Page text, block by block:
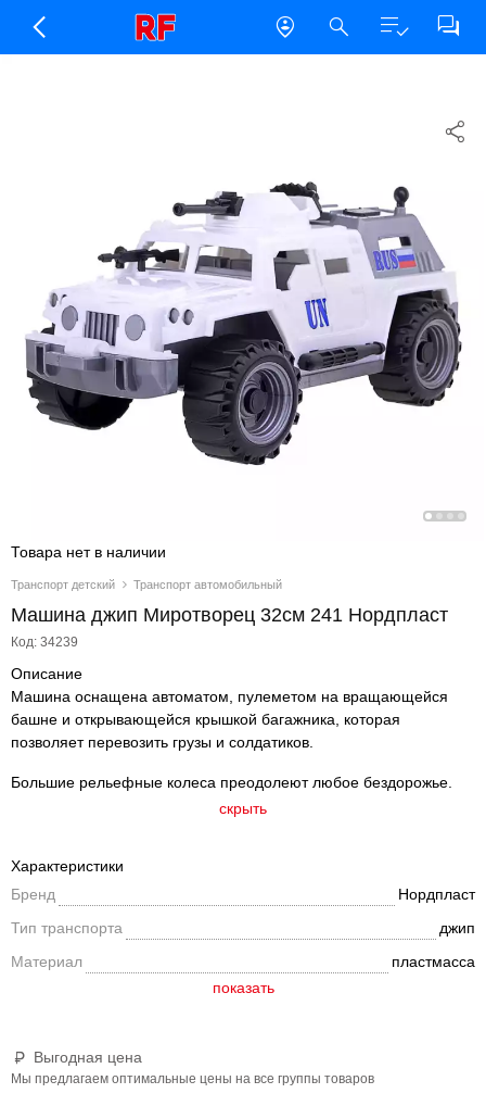
Транспорт детский Транспорт автомобильный
Машина джип Миротворец 32см 241 Нордпласт
Код: 34239
Товара нет в наличии
Описание
Машина оснащена автоматом, пулеметом на вращающейся
башне и открывающейся крышкой багажника, которая
позволяет перевозить грузы и солдатиков.
Большие рельефные колеса преодолеют любое бездорожье.
скрыть
Выгодная цена
Мы предлагаем оптимальные цены на все группы товаров
Характеристики
Бренд
Нордпласт
Тип транспорта
джип
Материал
пластмасса